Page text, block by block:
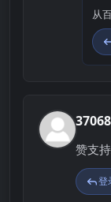
从
3
赞支
登